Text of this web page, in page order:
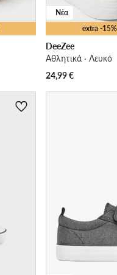
extra -
Νέα
DeeZee
Αθλητικά · Λευκό
24,99€